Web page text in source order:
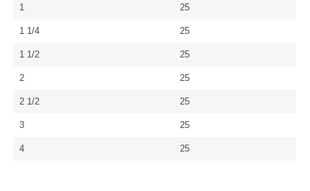
1 25
1 1/4 25
1 1/2 25
2 25
2 1/2 25
3 25
4 25